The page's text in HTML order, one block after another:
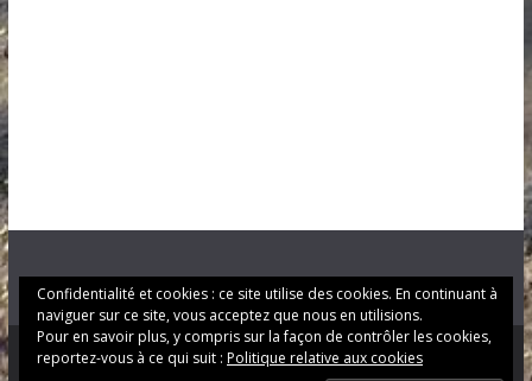
Confidentialité et cookies : ce site utilise des cookies. En continuant à
naviguer sur ce site, vous acceptez que nous en utilisions.
Pour en savoir plus, y compris sur la façon de contrôler les cookies,
reportez-vous à ce qui suit : Politique relative aux cookies